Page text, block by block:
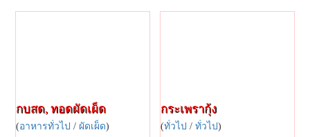
กบสด, ทอดผัดเผ็ด
(อาหารทั่วไป / ผัดเผ็ด)
กระเพรากุ้ง
(ทั่วไป / ทั่วไป)